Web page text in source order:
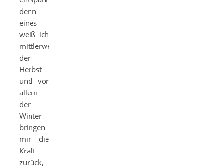
denn
eines
weiß ich
mittlerweile,
der
Herbst
und vor
allem
der
Winter
bringen
mir die
Kraft
zurück,